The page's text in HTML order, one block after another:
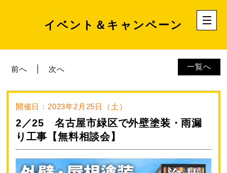
イベント＆キャンペーン
一覧へ
前へ 次へ
開催日：2023年2月25日（土）
2／25 名古屋市緑区で外壁塗装・雨漏
り工事【無料相談会】